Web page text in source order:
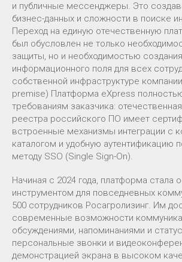
и публичные мессенджеры. Это
бизнес-данных и сложности в поиске
Переход на единую отечественную
был обусловлен не только
защиты, но и необходимостью
информационного поля для всех
собственной инфраструктуре
premise) Платформа eXpress
требованиям заказчика:
реестра российского ПО имеет
встроенные механизмы интеграции с
каталогом и удобную аутентификацию
методу SSO (Single Sign-On).
Начиная с 2024 года, платформа стала
инструментом для повседневных
500 сотрудников Росагролизинг. Им
современные возможности
обсуждениями, напоминаниями и
персональные звонки и
демонстрацией экрана в высоком